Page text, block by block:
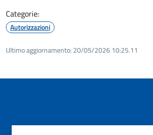
Categorie:
Autorizzazioni
Ultimo aggiornamento: 20/05/2026 10:25.11